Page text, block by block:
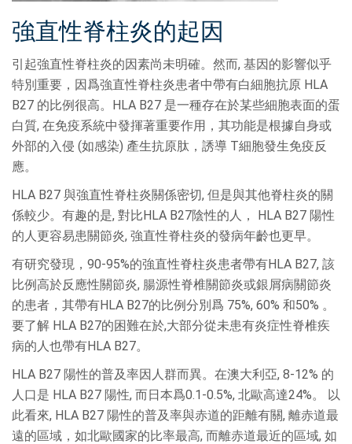
強直性脊柱炎的起因
引起強直性脊柱炎的因素尚未明確。然而, 基因的影響似乎
特別重要，因爲強直性脊柱炎患者中帶有白細胞抗原 HLA
B27 的比例很高。HLA B27 是一種存在於某些細胞表面的蛋
白質, 在免疫系統中發揮著重要作用，其功能是根據自身或
外部的入侵 (如感染) 產生抗原肽，誘導 T細胞發生免疫反
應。
HLA B27 與強直性脊柱炎關係密切, 但是與其他脊柱炎的關
係較少。有趣的是, 對比HLA B27陰性的人， HLA B27 陽性
的人更容易患關節炎, 強直性脊柱炎的發病年齡也更早。
有研究發現，90-95%的強直性脊柱炎患者帶有HLA B27, 該
比例高於反應性關節炎, 腸源性脊椎關節炎或銀屑病關節炎
的患者，其帶有HLA B27的比例分別爲 75%, 60% 和50% 。
要了解 HLA B27的困難在於,大部分從未患有炎症性脊椎疾
病的人也帶有HLA B27。
HLA B27 陽性的普及率因人群而異。在澳大利亞, 8-12% 的
人口是 HLA B27 陽性, 而日本爲0.1-0.5%, 北歐高達24%。 以
此看來, HLA B27 陽性的普及率與赤道的距離有關, 離赤道最
遠的區域，如北歐國家的比率最高, 而離赤道最近的區域, 如